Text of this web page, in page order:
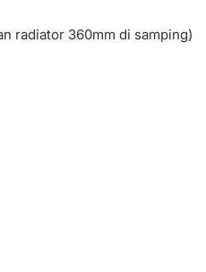
radiator 360mm di samping)